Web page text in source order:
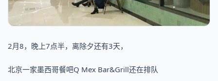
2月8，晚上7点半，离除夕还有3天，
北京一家墨西哥餐吧Q Mex Bar&Grill还在排队